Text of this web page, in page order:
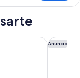
Anuncio
Hilton